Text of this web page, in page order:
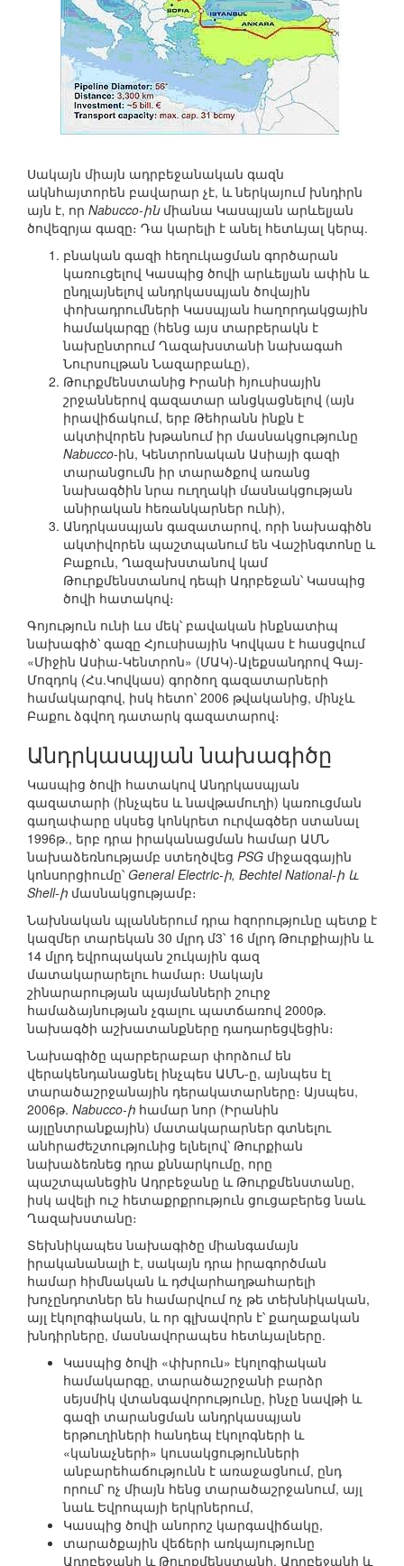
Սակայն միայն ադրբեջանական գազն
ակնհայտորեն բավարար չէ, և ներկայում խնդիրն
այն է, որ Nabucco-ինմիանա Կասպյան արևելյան
ծովեզրյա գազը։ Դա կարելի է անել հետևյալ կերպ.
բնական գազի հեղուկացման գործարան
կառուցելով Կասպից ծովի արևելյան ափին և
ընդլայնելով անդրկասպյան ծովային
փոխադրումների Կասպյան հաղորդակցային
համակարգը (հենց այս տարբերակն է
նախընտրում Ղազախստանի նախագահ
Նուրսուլթան Նազարբաևը),
Թուրքմենստանից Իրանի հյուսիսային
շրջաններով գազատար անցկացնելով (այն
իրավիճակում, երբ Թեհրանն ինքն է
ակտիվորեն խթանում իր մասնակցությունը
Nabucco-ին, Կենտրոնական Ասիայի գազի
տարանցումն իր տարածքով առանց
նախագծին նրա ուղղակի մասնակցության
անիրական հեռանկարներ ունի),
Անդրկասպյան գազատարով, որի նախագիծն
ակտիվորեն պաշտպանում են Վաշինգտոնը և
Բաքուն, Ղազախստանով կամ
Թուրքմենստանով դեպի Ադրբեջան՝ Կասպից
ծովի հատակով։
Գոյություն ունի ևս մեկ՝ բավական ինքնատիպ
նախագիծ՝ գազը Հյուսիսային Կովկաս է հասցվում
«Միջին Ասիա-Կենտրոն» (ՄԱԿ)-Ալեքսանդրով Գայ-
Մոզդոկ (Հս.Կովկաս) գործող գազատարների
համակարգով, իսկ հետո՝ 2006 թվականից, մինչև
Բաքու ձգվող դատարկ գազատարով։
Անդրկասպյան նախագիծը
Կասպից ծովի հատակով Անդրկասպյան
գազատարի (ինչպես և նավթամուղի) կառուցման
գաղափարը սկսեց կոնկրետ ուրվագծեր ստանալ
1996թ., երբ դրա իրականացման համար ԱՄՆ
նախաձեռնությամբ ստեղծվեց PSG միջազգային
կոնսորցիումը՝ General Electric-ի, Bechtel National-ի և
Shell-ի մասնակցությամբ։
Նախնական պլաններում դրա հզորությունը պետք է
կազմեր տարեկան 30 մլրդ մ3՝ 16 մլրդ Թուրքիային և
14 մլրդ եվրոպական շուկային գազ
մատակարարելու համար։ Սակայն
շինարարության պայմանների շուրջ
համաձայնության չգալու պատճառով 2000թ.
նախագծի աշխատանքները դադարեցվեցին։
Նախագիծը պարբերաբար փորձում են
վերակենդանացնել ինչպես ԱՄՆ-ը, այնպես էլ
տարածաշրջանային դերակատարները։ Այսպես,
2006թ. Nabucco-ի համար նոր (Իրանին
այլընտրանքային) մատակարարներ գտնելու
անհրաժեշտությունից ելնելով՝ Թուրքիան
նախաձեռնեց դրա քննարկումը, որը
պաշտպանեցին Ադրբեջանը և Թուրքմենստանը,
իսկ ավելի ուշ հետաքրքրություն ցուցաբերեց նաև
Ղազախստանը։
Տեխնիկապես նախագիծը միանգամայն
իրականանալի է, սակայն դրա իրագործման
համար հիմնական և դժվարհաղթահարելի
խոչընդոտներ են համարվում ոչ թե տեխնիկական,
այլ էկոլոգիական, և որ գլխավորն է՝ քաղաքական
խնդիրները, մասնավորապես հետևյալները.
Կասպից ծովի «փխրուն» էկոլոգիական
համակարգը, տարածաշրջանի բարձր
սեյսմիկ վտանգավորությունը, ինչը նավթի և
գազի տարանցման անդրկասպյան
երթուղիների հանդեպ էկոլոգների և
«կանաչների» կուսակցությունների
անբարեհաճությունն է առաջացնում, ընդ
որում՝ ոչ միայն հենց տարածաշրջանում, այլ
նաև Եվրոպայի երկրներում,
Կասպից ծովի անորոշ կարգավիճակը,
տարածքային վեճերի առկայությունը
Ադրբեջանի և Թուրքմենստանի, Ադրբեջանի և